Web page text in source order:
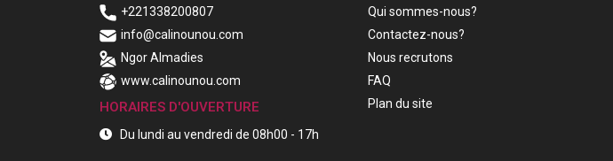
+221338200807
info@calinounou.com
Ngor Almadies
www.calinounou.com
HORAIRES D'OUVERTURE
Du lundi au vendredi de 08h00 - 17h
Qui sommes-nous?
Contactez-nous?
Nous recrutons
FAQ
Plan du site